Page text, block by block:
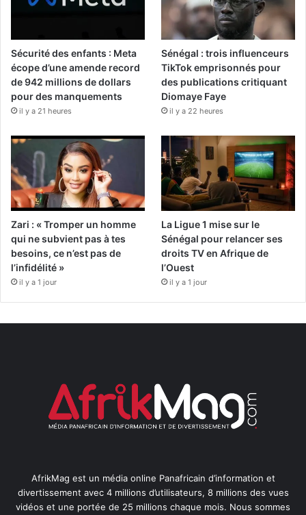
Sécurité des enfants : Meta
écope d’une amende record
de 942 millions de dollars
pour des manquements
il y a 21 heures
Sénégal : trois influenceurs
TikTok emprisonnés pour
des publications critiquant
Diomaye Faye
il y a 22 heures
Zari : « Tromper un homme
qui ne subvient pas à tes
besoins, ce n’est pas de
l’infidélité »
il y a 1 jour
La Ligue 1 mise sur le
Sénégal pour relancer ses
droits TV en Afrique de
l’Ouest
il y a 1 jour
AfrikMag est un média online Panafricain d’information et
divertissement avec 4 millions d’utilisateurs, 8 millions des vues
vidéos et une portée de 25 millions chaque mois. Nous sommes